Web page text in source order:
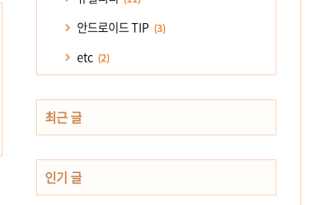
안드로이드 TIP (3)
etc (2)
최근 글
인기 글